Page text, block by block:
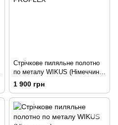
Стрічкове пиляльне полотно
по металу WIKUS (Німеччина)
2360*20*0.9*10/14TPI M42
PROFLEX
1 900 грн